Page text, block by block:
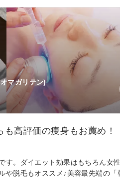
マガリテン)
高評価の痩身もお薦め！
す。ダイエット効果はもちろん女
脱毛もオススメ♪美容最先端の「